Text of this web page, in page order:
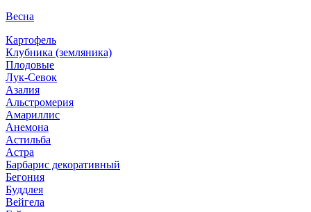
Весна
Картофель
Клубника (земляника)
Плодовые
Лук-Севок
Азалия
Альстромерия
Амариллис
Анемона
Астильба
Астра
Барбарис декоративный
Бегония
Буддлея
Вейгела